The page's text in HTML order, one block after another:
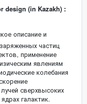
design (in Kazakh) :
описание и
частиц
применение
явлениям
колебания
сверхвысоких
галактик.